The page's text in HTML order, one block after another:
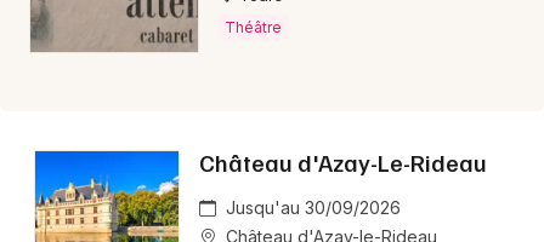
Théâtre
Château d'Azay-Le-Rideau
Jusqu'au 30/09/2026
Château d'Azay-le-Rideau